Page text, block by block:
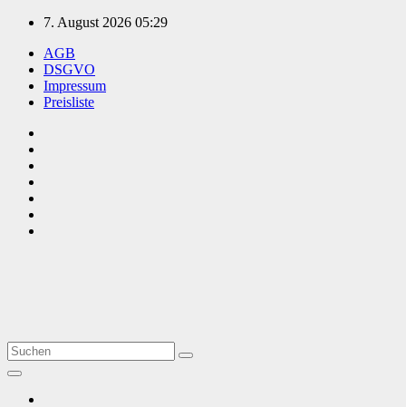
Zum
springen
7. August 2026 05:29
AGB
DSGVO
Impressum
Preisliste